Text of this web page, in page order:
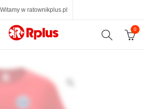
Witamy w ratownikplus.pl
0